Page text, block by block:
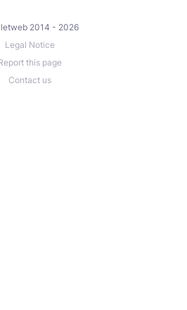
2014 - 2026
Legal Notice
this page
Contact us